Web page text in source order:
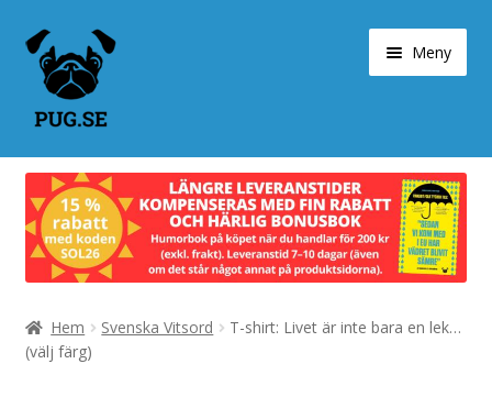
Hoppa
till
navigering
Hoppa
till
innehåll
Meny
Varukorg
Våra produkter
Designa själv!
Böcker
Hem Svenska Vitsord
T-shirt: Livet är inte bara en lek…
(välj färg)